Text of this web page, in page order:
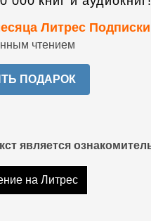
Литрес
чтением
ПОДАРОК
является
на Литрес